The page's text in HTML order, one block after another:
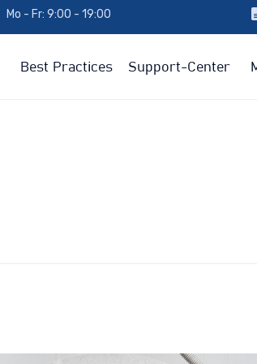
Mo - Fr: 9:00 - 19:00
Best Practices Support-Center